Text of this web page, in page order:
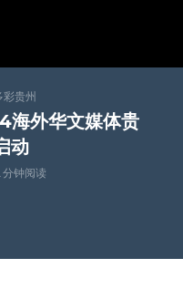
彩贵州
海外华文媒体贵
动
分钟阅读